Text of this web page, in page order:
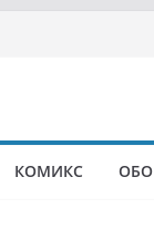
КОМИКС